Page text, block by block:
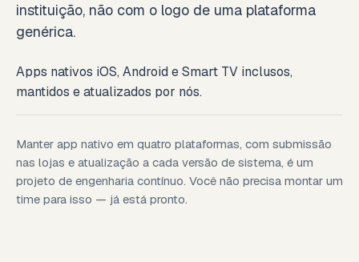
instituição, não com o logo de uma plataforma
genérica.
Apps nativos iOS, Android e Smart TV inclusos,
mantidos e atualizados por nós.
Manter app nativo em quatro plataformas, com submissão
nas lojas e atualização a cada versão de sistema, é um
projeto de engenharia contínuo. Você não precisa montar um
time para isso — já está pronto.